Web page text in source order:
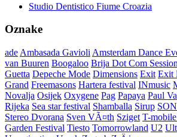
Studio Dentistico Fiume Croazia
Oznake
ade Ambasada Gavioli Amsterdam Dance
van Buuren Boogaloo Brija Dot Com
Guetta Depeche Mode Dimensions Exit Exit
Grand Freemasons Hartera festival INmusic
Novalja Osijek Oxygene Pag Papaya Paul
Rijeka Sea star festival Shamballa Sirup
Stereo Dvorana Sven VÃ¤th Sziget T-
Garden Festival Tiesto Tomorrowland U2